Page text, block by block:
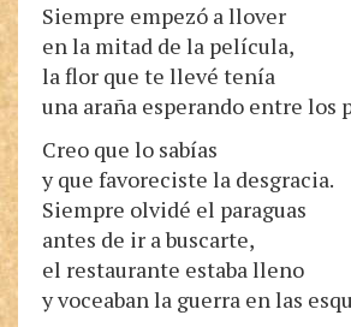
Siempre empezó a llover
en la mitad de la película,
la flor que te llevé tenía
una araña esperando entre los
Creo que lo sabías
y que favoreciste la desgracia.
Siempre olvidé el paraguas
antes de ir a buscarte,
el restaurante estaba lleno
y voceaban la guerra en las